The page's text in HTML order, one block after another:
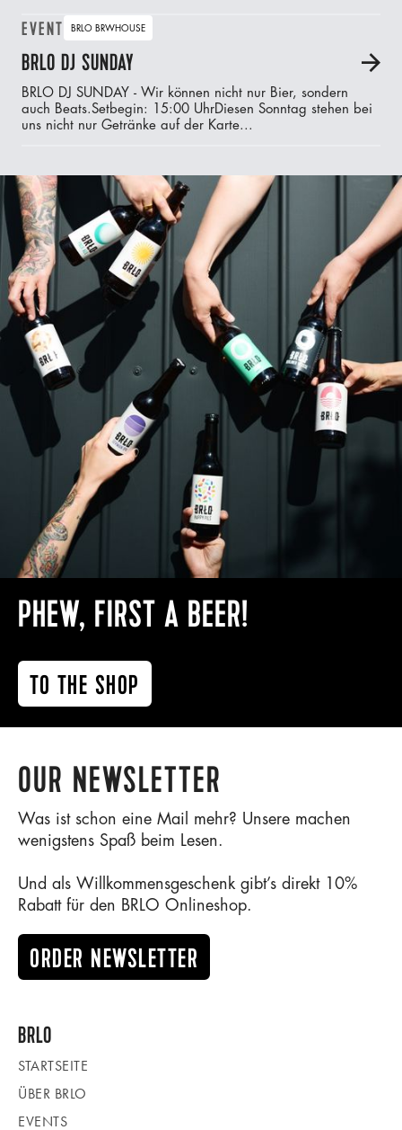
EVENT BRLO BRWHOUSE
BRLO DJ SUNDAY A
BRLO DJ SUNDAY - Wir können nicht nur Bier, sondern
auch Beats.‍Setbegin: 15:00 UhrDiesen Sonntag stehen bei
uns nicht nur Getränke auf der Karte...
PHEW, FIRST A BEER!
TO THE SHOP
OUR NEWSLETTER
Was ist schon eine Mail mehr? Unsere machen
wenigstens Spaß beim Lesen.
Und als Willkommensgeschenk gibt’s direkt 10%
Rabatt für den BRLO Onlineshop.
ORDER NEWSLETTER
BRLO
STARTSEITE
ÜBER BRLO
EVENTS